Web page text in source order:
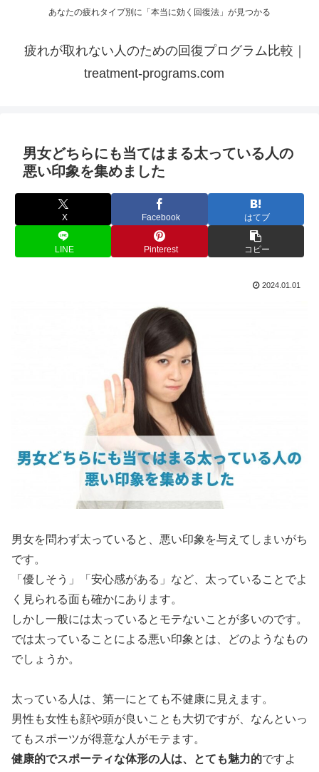
あなたの疲れタイプ別に「本当に効く回復法」が見つかる
疲れが取れない人のための回復プログラム比較｜
treatment-programs.com
男女どちらにも当てはまる太っている人の
悪い印象を集めました
X Facebook はてブ
LINE Pinterest コピー
2024.01.01
男女を問わず太っていると、悪い印象を与えてしまいがち
です。
「優しそう」「安心感がある」など、太っていることでよ
く見られる面も確かにあります。
しかし一般には太っているとモテないことが多いのです。
では太っていることによる悪い印象とは、どのようなもの
でしょうか。
太っている人は、 第一にとても不健康に見えます。
男性も女性も顔や頭が良いことも大切ですが、なんといっ
てもスポーツが得意な人がモテます。
健康的でスポーティな体形の人は、とても魅力的ですよ